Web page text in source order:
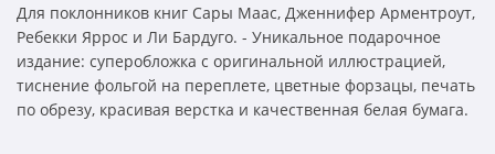
Для поклонников книг Сары Маас, Дженнифер Арментроут,
Ребекки Яррос и Ли Бардуго. - Уникальное подарочное
издание: суперобложка с оригинальной иллюстрацией,
тиснение фольгой на переплете, цветные форзацы, печать
по обрезу, красивая верстка и качественная белая бумага.